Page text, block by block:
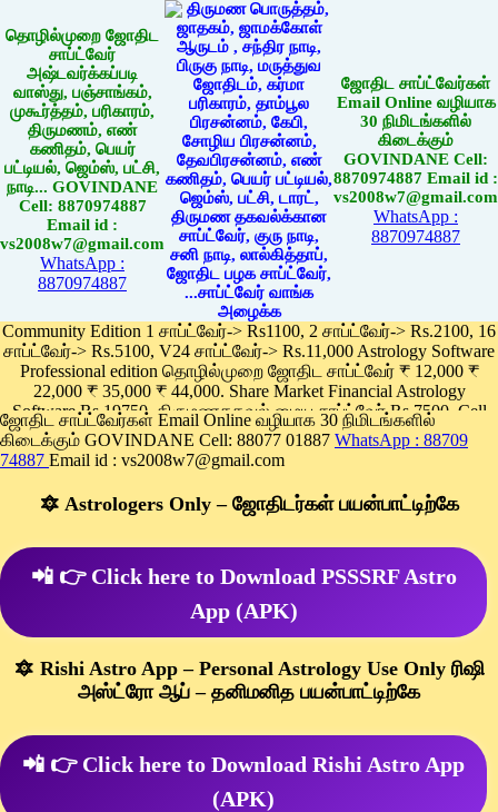
தொழில்முறை ஜோதிட
சாப்ட்வேர்
அஷ்டவர்க்கப்படி
வாஸ்து, பஞ்சாங்கம்,
முகூர்த்தம், பரிகாரம்,
திருமணம், எண்
கணிதம், பெயர்
பட்டியல், ஜெம்ஸ், பட்சி,
நாடி... GOVINDANE
Cell: 8870974887
Email id :
vs2008w7@gmail.com
WhatsApp :
8870974887
ஜோதிட சாப்ட்வேர்கள்
Email Online வழியாக
30 நிமிடங்களில்
கிடைக்கும்
GOVINDANE Cell:
8870974887 Email id :
vs2008w7@gmail.com
WhatsApp :
8870974887
Community Edition 1 சாப்ட்வேர்-> Rs1100, 2 சாப்ட்வேர்-> Rs.2100, 16
சாப்ட்வேர்-> Rs.5100, V24 சாப்ட்வேர்-> Rs.11,000 Astrology Software
Professional edition தொழில்முறை ஜோதிட சாப்ட்வேர் ₹ 12,000 ₹
22,000 ₹ 35,000 ₹ 44,000. Share Market Financial Astrology
Software Rs.19750, திருமணதகவல் மைய சாப்ட்வேர் Rs.7500, Cell
Phone App Rs. 1100
Pay online
ஜோதிட சாப்ட்வேர்கள் Email Online வழியாக 30 நிமிடங்களில்
கிடைக்கும் GOVINDANE Cell: 88077 01887 WhatsApp : 88709
74887 Email id : vs2008w7@gmail.com
🔯 Astrologers Only – ஜோதிடர்கள் பயன்பாட்டிற்கே
📲 👉 Click here to Download PSSSRF Astro
App (APK)
🔯 Rishi Astro App – Personal Astrology Use Only ரிஷி
அஸ்ட்ரோ ஆப் – தனிமனித பயன்பாட்டிற்கே
📲 👉 Click here to Download Rishi Astro App
(APK)